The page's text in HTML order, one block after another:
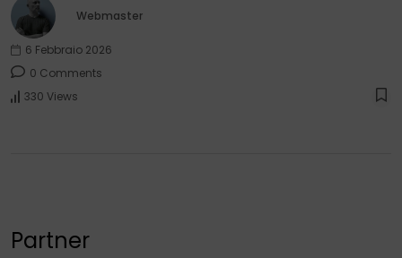
Webmaster
6 Febbraio 2026
0 Comments
330 Views
Partner